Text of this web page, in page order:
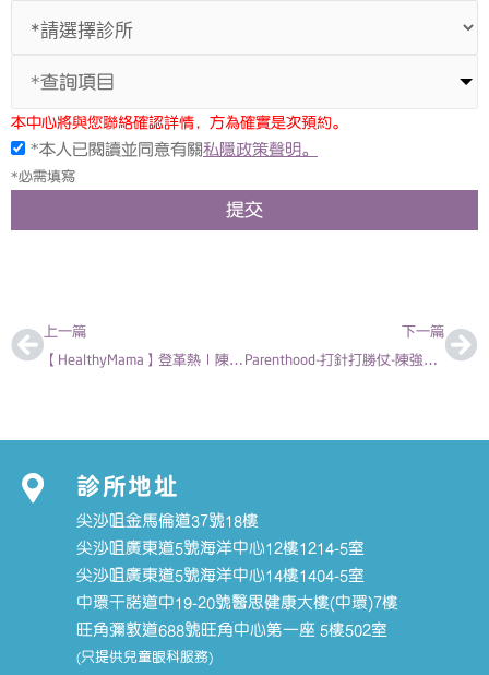
*查詢項目
本中心將與您聯絡確認詳情，方為確實是次預約。
*本人已閱讀並同意有關私隱政策聲明。
*必需填寫
提交
上一篇
【HealthyMama】登革熱｜陳欣永醫生
下一篇
Parenthood-打針打勝仗-陳強杰 兒科專科醫生
診所地址
尖沙咀金馬倫道37號18樓
尖沙咀廣東道5號海洋中心12樓1214-5室
尖沙咀廣東道5號海洋中心14樓1404-5室
中環干諾道中19-20號醫思健康大樓(中環)7樓
旺角彌敦道688號旺角中心第一座 5樓502室
(只提供兒童眼科服務)